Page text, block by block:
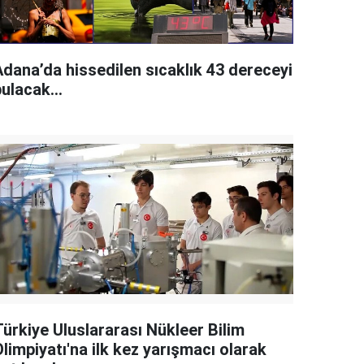
hissedilen sıcaklık 43 dereceyi
Uluslararası Nükleer Bilim
ilk kez yarışmacı olarak